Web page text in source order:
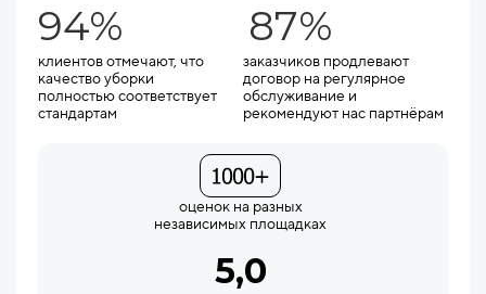
94%
клиентов отмечают, что
качество уборки
полностью соответствует
стандартам
87%
заказчиков продлевают
договор на регулярное
обслуживание и
рекомендуют нас партнёрам
оценок на разных
независимых площадках
5,0